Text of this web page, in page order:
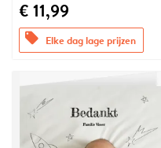
€ 11,99
offers Elke dag lage prijzen